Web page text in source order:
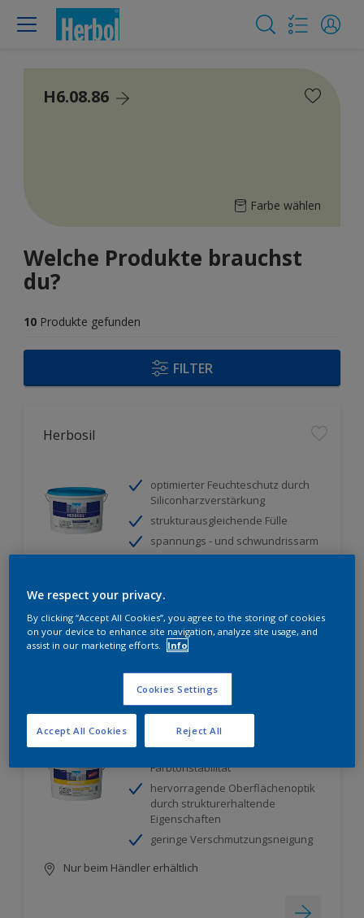
H6.08.86
Farbe wählen
Welche Produkte brauchst
du?
10 Produkte gefunden
FILTER
Herbosil
optimierter Feuchteschutz durch
Siliconharzverstärkung
strukturausgleichende Fülle
spannungs - und schwundrissarm
für matte Oberflächen mit hoher
Farbtonstabilität
hervorragende Oberflächenoptik
durch strukturerhaltende
Eigenschaften
geringe Verschmutzungsneigung
Nur beim Händler erhältlich
We respect your privacy.
By clicking “Accept All Cookies”, you agree to the storing of cookies
on your device to enhance site navigation, analyze site usage, and
assist in our marketing efforts.
Info
Cookies Settings
Reject All
Accept All Cookies